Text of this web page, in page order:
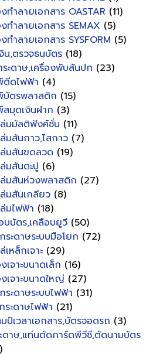
งทำลายเอกสาร OASTAR (11)
งทำลายเอกสาร SEMAX (5)
ทำลายเอกสาร SYSFORM (5)
น,ตรวจธนบัตร (18)
ะดาษ,เครื่องพับสันปก (23)
ดีดไฟฟ้า (4)
บัตรพลาสติก (15)
มุดเงินฝาก (3)
ล่มมัลติฟังค์ชั่น (11)
ล่มสันกาว,ไสกาว (7)
ล่มสันขดลวด (19)
ล่มสันตะปู (6)
ล่มสันห่วงพลาสติก (27)
ล่มสันเกลียว (8)
ล่มไฟฟ้า (18)
บบัตร,เคลือบยูวี (50)
กระดาษระบบมือโยก (72)
เหล็กเจาะ (29)
เจาะขนาดเล็ก (16)
งเจาะขนาดใหญ่ (27)
ระดาษระบบไฟฟ้า (31)
ระดาษไฟฟ้า (21)
ป์เวลาเอกสาร,บัตรจอดรถ (3)
ดาษ,แท่นตัดการ์ดพีวีซี,ตัดนามบัตร